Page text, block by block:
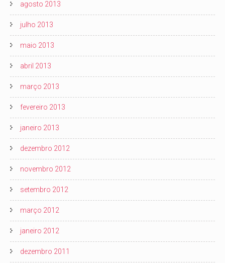
agosto 2013
julho 2013
maio 2013
abril 2013
março 2013
fevereiro 2013
janeiro 2013
dezembro 2012
novembro 2012
setembro 2012
março 2012
janeiro 2012
dezembro 2011